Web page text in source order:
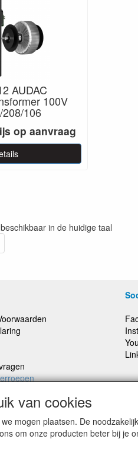
AUDAC
100V
106
op aanvraag
in de huidige taal
Prijzen inclusief 21% BTW,
van cookies
mogen plaatsen. De
om onze producten beter bij